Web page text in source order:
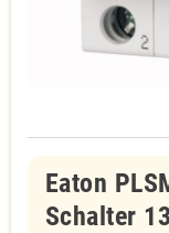
Eaton
Schalter